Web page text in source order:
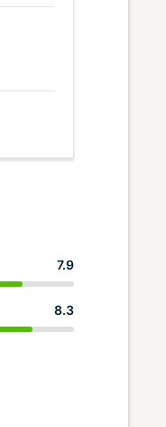
7.9
8.3